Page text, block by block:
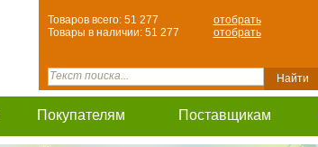
Товаров всего: 51 277
отобрать
Товары в наличии: 51 277
отобрать
Покупателям Поставщикам